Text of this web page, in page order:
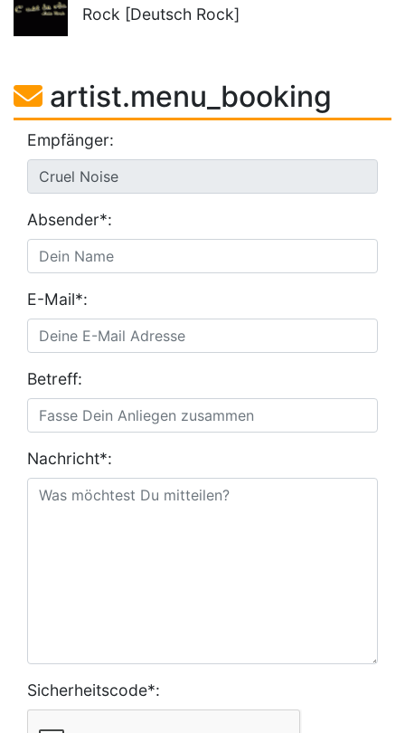
Rock [Deutsch Rock]
artist.menu_booking
Empfänger:
Absender*:
E-Mail*:
Betreff:
Nachricht*:
Sicherheitscode*: